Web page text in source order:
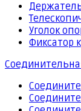
Уголок
Фиксатор